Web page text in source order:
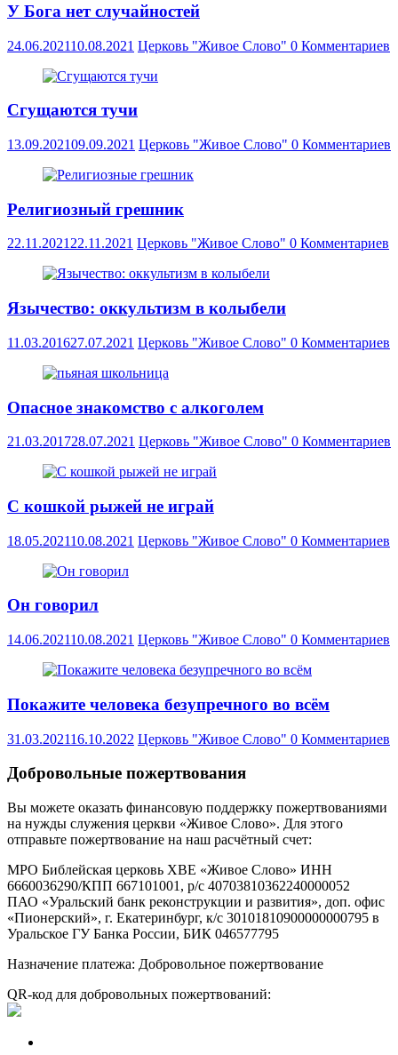
У Бога нет случайностей
24.06.202110.08.2021 Церковь "Живое Слово" 0 Комментариев
Сгущаются тучи
13.09.202109.09.2021 Церковь "Живое Слово" 0 Комментариев
Религиозный грешник
22.11.2021 22.11.2021 Церковь "Живое Слово" 0 Комментариев
Язычество: оккультизм в колыбели
11.03.201627.07.2021 Церковь "Живое Слово" 0 Комментариев
Опасное знакомство с алкоголем
21.03.201728.07.2021 Церковь "Живое Слово" 0 Комментариев
С кошкой рыжей не играй
18.05.202110.08.2021 Церковь "Живое Слово" 0 Комментариев
Он говорил
14.06.202110.08.2021 Церковь "Живое Слово" 0 Комментариев
Покажите человека безупречного во всём
31.03.202116.10.2022 Церковь "Живое Слово" 0 Комментариев
Добровольные пожертвования
Вы можете оказать финансовую поддержку пожертвованиями
на нужды служения церкви «Живое Слово». Для этого
отправьте пожертвование на наш расчётный счет:
МРО Библейская церковь ХВЕ «Живое Слово» ИНН
6660036290/КПП 667101001, р/с 40703810362240000052
ПАО «Уральский банк реконструкции и развития», доп. офис
«Пионерский», г. Екатеринбург, к/с 30101810900000000795 в
Уральское ГУ Банка России, БИК 046577795
Назначение платежа: Добровольное пожертвование
QR-код для добровольных пожертвований: